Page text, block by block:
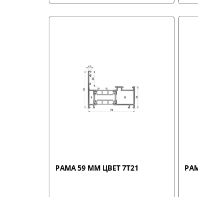
РАМА 59 ММ ЦВЕТ 7T21